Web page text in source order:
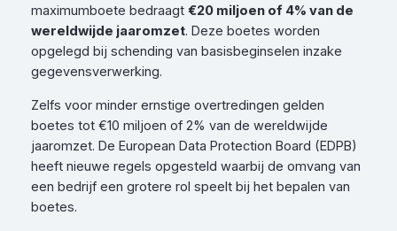
maximumboete bedraagt €20 miljoen of 4% van de
wereldwijde jaaromzet. Deze boetes worden
opgelegd bij schending van basisbeginselen inzake
gegevensverwerking.
Zelfs voor minder ernstige overtredingen gelden
boetes tot €10 miljoen of 2% van de wereldwijde
jaaromzet. De European Data Protection Board (EDPB)
heeft nieuwe regels opgesteld waarbij de omvang van
een bedrijf een grotere rol speelt bij het bepalen van
boetes.